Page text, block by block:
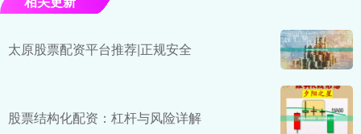
太原股票配资平台推荐|正规安全
股票结构化配资：杠杆与风险详解